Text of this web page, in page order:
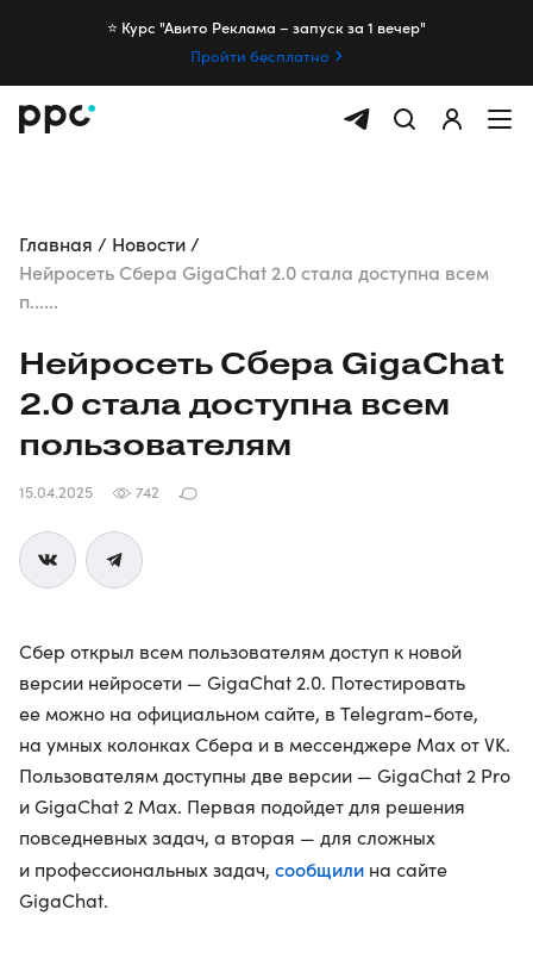
⭐️ Курс "Авито Реклама – запуск за 1 вечер"
Пройти бесплатно
Главная
Новости
Нейросеть Сбера GigaChat 2.0 стала доступна всем
п......
Нейросеть Сбера GigaChat
2.0 стала доступна всем
пользователям
15.04.2025 742
Сбер открыл всем пользователям доступ к новой
версии нейросети — GigaChat 2.0. Потестировать
ее можно на официальном сайте, в Telegram-боте,
на умных колонках Сбера и в мессенджере Max от VK.
Пользователям доступны две версии — GigaChat 2 Pro
и GigaChat 2 Max. Первая подойдет для решения
повседневных задач, а вторая — для сложных
и профессиональных задач, сообщили на сайте
GigaChat.